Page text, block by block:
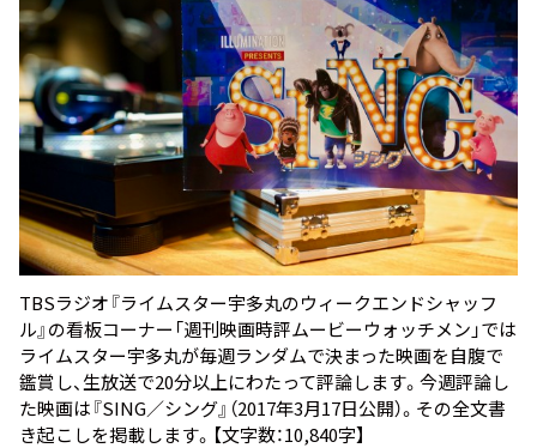
TBSラジオ『ライムスター宇多丸のウィークエンドシャッフ
ル』の看板コーナー「週刊映画時評ムービーウォッチメン」では
ライムスター宇多丸が毎週ランダムで決まった映画を自腹で
鑑賞し、生放送で20分以上にわたって評論します。今週評論し
た映画は『SING／シング』 （2017年3月17日公開）。その全文書
き起こしを掲載します。【文字数：10,840字】